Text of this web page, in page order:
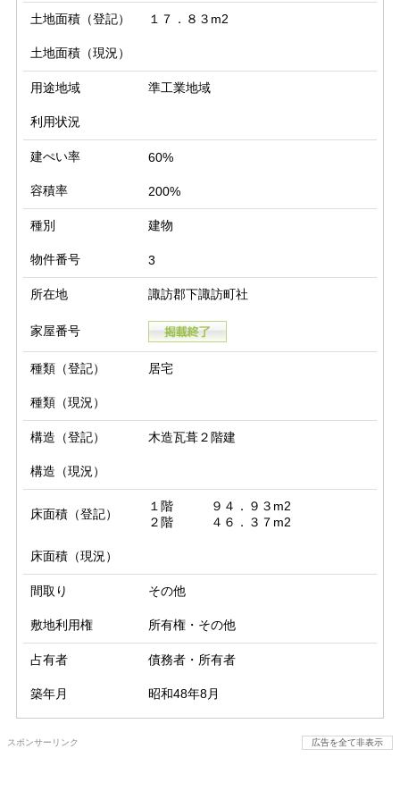
土地面積（登記） １７．８３m2
土地面積（現況）
用途地域 準工業地域
利用状況
建ぺい率 60%
容積率 200%
種別 建物
物件番号 3
所在地 諏訪郡下諏訪町社
家屋番号
種類（登記） 居宅
種類（現況）
構造（登記） 木造瓦葺２階建
構造（現況）
床面積（登記）
１階　　　９４．９３m2
２階　　　４６．３７m2
床面積（現況）
間取り その他
敷地利用権 所有権・その他
占有者 債務者・所有者
築年月 昭和48年8月
スポンサーリンク 広告を全て非表示